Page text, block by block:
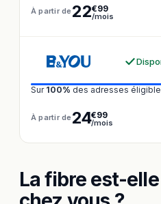
À partir de 22€99
/mois
Sur 100% des adresses
À partir de 24€99
/mois
La fibre est-